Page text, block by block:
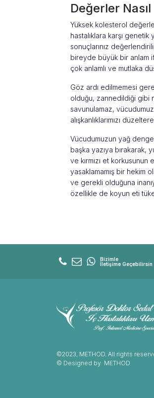
Değerler
Yüksek kolesterol
hastalıklara karşı genetik
sonuçlarınız
bireyde büyük bir anlam
çok anlamlı ve mutlaka
Göz ardı edilmemesi
olduğu, zannedildiği gibi
savunulamaz,
alışkanlıklarımızı
Vücudumuzun yağ
başka yazıya bırakarak,
ve kırmızı et
yasaklamamış bir hekim
ve gerekli olduğuna
özellikle de koyun eti
Bizimle
İletişime Geçebilirsin
©2023, METHOD. All rights
© Designed by METHOD